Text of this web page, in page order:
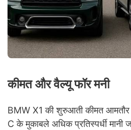
कीमत और वैल्यू फॉर मनी
BMW X1 की शुरुआती कीमत
C के मुकाबले अधिक प्रतिस्पर्धी मानी